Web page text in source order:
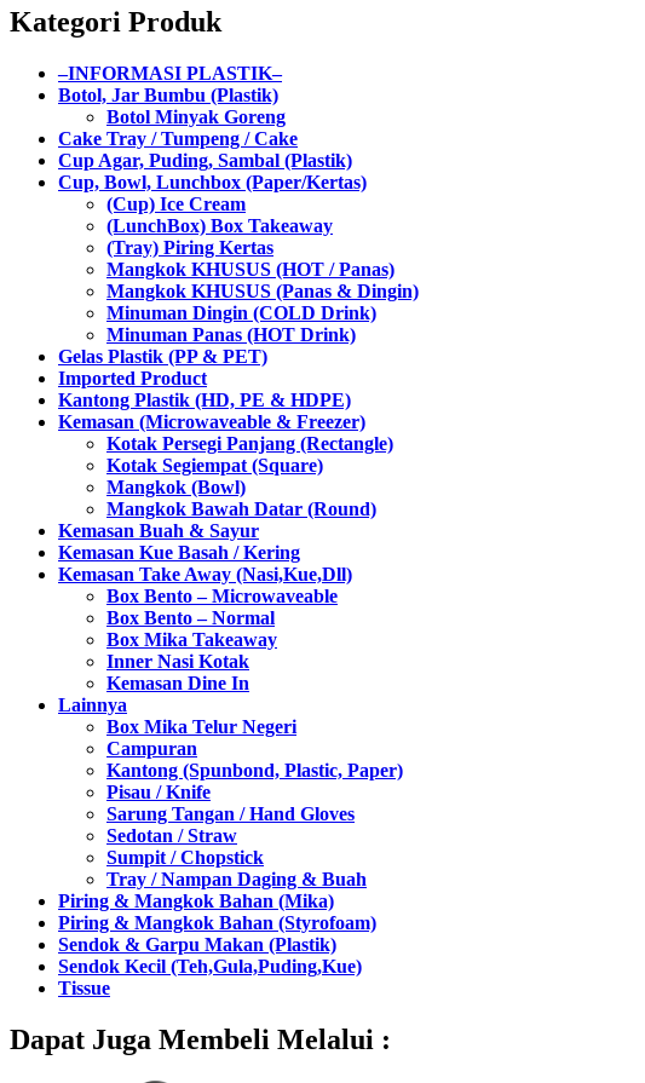
Kategori Produk
–INFORMASI PLASTIK–
Botol, Jar Bumbu (Plastik)
Botol Minyak Goreng
Cake Tray / Tumpeng / Cake
Cup Agar, Puding, Sambal (Plastik)
Cup, Bowl, Lunchbox (Paper/Kertas)
(Cup) Ice Cream
(LunchBox) Box Takeaway
(Tray) Piring Kertas
Mangkok KHUSUS (HOT / Panas)
Mangkok KHUSUS (Panas & Dingin)
Minuman Dingin (COLD Drink)
Minuman Panas (HOT Drink)
Gelas Plastik (PP & PET)
Imported Product
Kantong Plastik (HD, PE & HDPE)
Kemasan (Microwaveable & Freezer)
Kotak Persegi Panjang (Rectangle)
Kotak Segiempat (Square)
Mangkok (Bowl)
Mangkok Bawah Datar (Round)
Kemasan Buah & Sayur
Kemasan Kue Basah / Kering
Kemasan Take Away (Nasi,Kue,Dll)
Box Bento – Microwaveable
Box Bento – Normal
Box Mika Takeaway
Inner Nasi Kotak
Kemasan Dine In
Lainnya
Box Mika Telur Negeri
Campuran
Kantong (Spunbond, Plastic, Paper)
Pisau / Knife
Sarung Tangan / Hand Gloves
Sedotan / Straw
Sumpit / Chopstick
Tray / Nampan Daging & Buah
Piring & Mangkok Bahan (Mika)
Piring & Mangkok Bahan (Styrofoam)
Sendok & Garpu Makan (Plastik)
Sendok Kecil (Teh,Gula,Puding,Kue)
Tissue
Dapat Juga Membeli Melalui :